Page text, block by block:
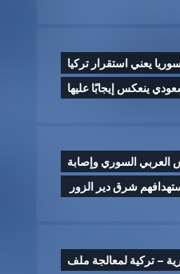
يعني استقرار تركيا
ينعكس إيجابًا عليها
السوري وإصابة
شرق دير الزور
– تركية لمعالجة ملف